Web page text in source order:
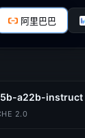
阿里巴巴
a22b-instruct
2.0